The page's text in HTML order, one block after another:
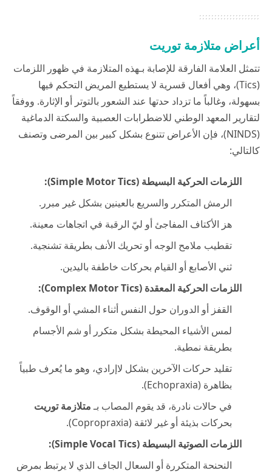
أعراض متلازمة توريت
تتمثل العلامة الفارقة للإصابة بـهذه المتلازمة في ظهور اللزمات
(Tics)، وهي أفعال قسرية لا يستطيع المريض التحكم فيها
بسهولة، وغالباً ما تزداد حدتها عند الشعور بالتوتر أو الإثارة. ووفقاً
لتقارير المعهد الوطني للاضطرابات العصبية والسكتة الدماغية
(NINDS)
، فإن الأعراض تتنوع بشكل كبير بين المرضى وتصنف
كالتالي:
اللزمات الحركية البسيطة (Simple Motor Tics):
الرمش المتكرر والسريع بالعينين بشكل غير مبرر.
هز الأكتاف المفاجئ أو ليّ الرقبة في اتجاهات معينة.
تقطيب ملامح الوجه أو تحريك الأنف بطريقة تشنجية.
ثني الأصابع أو القيام بحركات خاطفة باليدين.
اللزمات الحركية المعقدة (Complex Motor Tics):
القفز أو الدوران حول النفس أثناء المشي أو الوقوف.
لمس الأشياء المحيطة بشكل متكرر أو شم الأجسام
بطريقة نمطية.
تقليد حركات الآخرين بشكل لاإرادي، وهو ما يُعرف طبياً
بظاهرة (Echopraxia).
في حالات نادرة، قد يقوم المصاب بـمتلازمة توريت
بحركات بذيئة أو غير لائقة (Copropraxia).
اللزمات الصوتية البسيطة (Simple Vocal Tics):
النحنحة المتكررة أو السعال الجاف الذي لا يرتبط بمرض